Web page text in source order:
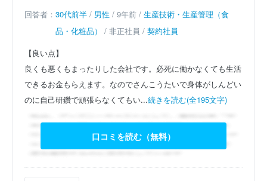
回答者： 30代前半 / 男性 / 9年前 / 生産技術・生産管理（食
品・化粧品）
/ 非正社員 / 契約社員
【良い点】
良くも悪くもまったりした会社です。必死に働かなくても生活
できるお金もらえます。なのでさんこうたいで身体がしんどい
のに自己研鑽で頑張らなくてもい...続きを読む(全195文字)
口コミを読む（無料）